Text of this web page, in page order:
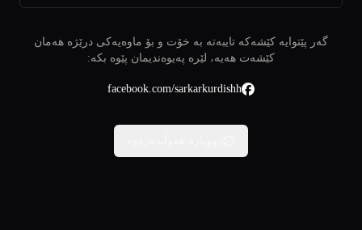
گەر پێتوایە کێشەکە تایبەتە بە خۆت و بۆ ماوەیەکی درێژە هەمان
کێشەت هەیە، لێرە پەیوەندیمان پێوە بکە:
facebook.com/sarkarkurdishh